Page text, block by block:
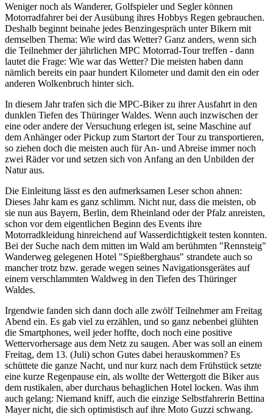
Weniger noch als Wanderer, Golfspieler und Segler können
Motorradfahrer bei der Ausübung ihres Hobbys Regen gebrauchen.
Deshalb beginnt beinahe jedes Benzingespräch unter Bikern mit
demselben Thema: Wie wird das Wetter? Ganz anders, wenn sich
die Teilnehmer der jährlichen MPC Motorrad-Tour treffen - dann
lautet die Frage: Wie war das Wetter? Die meisten haben dann
nämlich bereits ein paar hundert Kilometer und damit den ein oder
anderen Wolkenbruch hinter sich.
In diesem Jahr trafen sich die MPC-Biker zu ihrer Ausfahrt in den
dunklen Tiefen des Thüringer Waldes. Wenn auch inzwischen der
eine oder andere der Versuchung erlegen ist, seine Maschine auf
dem Anhänger oder Pickup zum Startort der Tour zu transportieren,
so ziehen doch die meisten auch für An- und Abreise immer noch
zwei Räder vor und setzen sich von Anfang an den Unbilden der
Natur aus.
Die Einleitung lässt es den aufmerksamen Leser schon ahnen:
Dieses Jahr kam es ganz schlimm. Nicht nur, dass die meisten, ob
sie nun aus Bayern, Berlin, dem Rheinland oder der Pfalz anreisten,
schon vor dem eigentlichen Beginn des Events ihre
Motorradkleidung hinreichend auf Wasserdichtigkeit testen konnten.
Bei der Suche nach dem mitten im Wald am berühmten "Rennsteig"
Wanderweg gelegenen Hotel "Spießberghaus" strandete auch so
mancher trotz bzw. gerade wegen seines Navigationsgerätes auf
einem verschlammten Waldweg in den Tiefen des Thüringer
Waldes.
Irgendwie fanden sich dann doch alle zwölf Teilnehmer am Freitag
Abend ein. Es gab viel zu erzählen, und so ganz nebenbei glühten
die Smartphones, weil jeder hoffte, doch noch eine positive
Wettervorhersage aus dem Netz zu saugen. Aber was soll an einem
Freitag, dem 13. (Juli) schon Gutes dabei herauskommen? Es
schüttete die ganze Nacht, und nur kurz nach dem Frühstück setzte
eine kurze Regenpause ein, als wollte der Wettergott die Biker aus
dem rustikalen, aber durchaus behaglichen Hotel locken. Was ihm
auch gelang: Niemand kniff, auch die einzige Selbstfahrerin Bettina
Mayer nicht, die sich optimistisch auf ihre Moto Guzzi schwang.